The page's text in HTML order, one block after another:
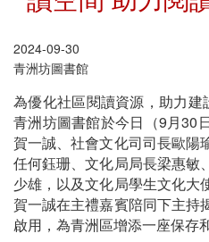
2024-09-30
青洲坊圖書館
為優化社區閱讀資源，助力建
青洲坊圖書館於今日（9月30
賀一誠、社會文化司司長歐陽
任何鈺珊、文化局局長梁惠敏
少雄，以及文化局學生文化大
賀一誠在主禮嘉賓陪同下主持
啟用，為青洲區增添一座保存